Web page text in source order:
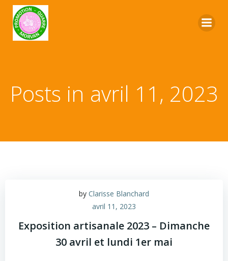
Posts in avril 11, 2023
by Clarisse Blanchard
avril 11, 2023
Exposition artisanale 2023 – Dimanche
30 avril et lundi 1er mai